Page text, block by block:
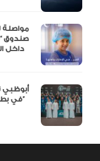
صندوق
أبوظبي
في بطولات” جراند سلام للجوجيتسو”